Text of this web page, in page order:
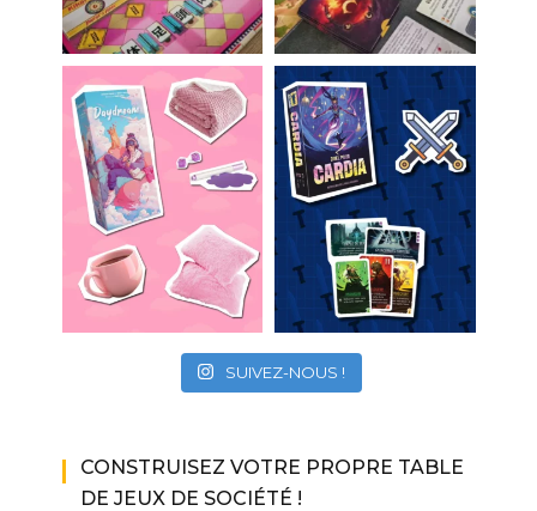
SUIVEZ-NOUS !
CONSTRUISEZ VOTRE PROPRE TABLE
DE JEUX DE SOCIÉTÉ !